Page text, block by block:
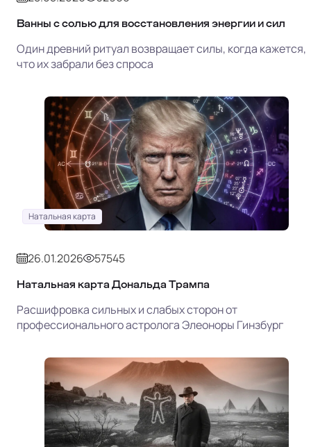
Ванны с солью для восстановления энергии и сил
Один древний ритуал возвращает силы, когда кажется,
что их забрали без спроса
Натальная карта
26.01.2026 57545
Натальная карта Дональда Трампа
Расшифровка сильных и слабых сторон от
профессионального астролога Элеоноры Гинзбург